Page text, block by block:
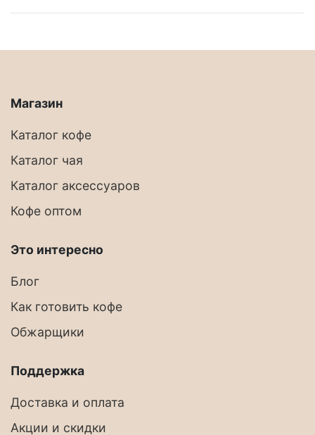
Магазин
Каталог кофе
Каталог чая
Каталог аксессуаров
Кофе оптом
Это интересно
Блог
Как готовить кофе
Обжарщики
Поддержка
Доставка и оплата
Акции и скидки